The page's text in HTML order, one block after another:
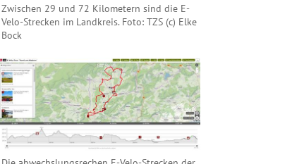
Zwischen 29 und 72 Kilometern sind die E-
Velo-Strecken im Landkreis. Foto: TZS (c) Elke
Bock